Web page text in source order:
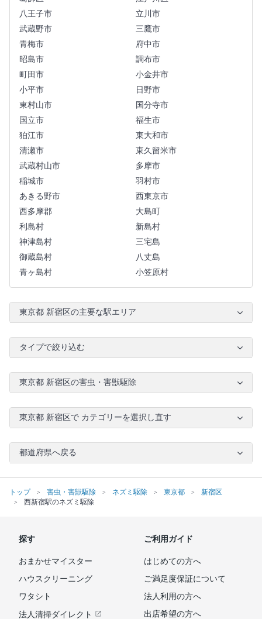
八王子市
立川市
武蔵野市
三鷹市
青梅市
府中市
昭島市
調布市
町田市
小金井市
小平市
日野市
東村山市
国分寺市
国立市
福生市
狛江市
東大和市
清瀬市
東久留米市
武蔵村山市
多摩市
稲城市
羽村市
あきる野市
西東京市
西多摩郡
大島町
利島村
新島村
神津島村
三宅島
御蔵島村
八丈島
青ヶ島村
小笠原村
東京都 新宿区の主要な駅エリア
タイプで絞り込む
東京都 新宿区の害虫・害獣駆除
東京都 新宿区で カテゴリーを選択し直す
都道府県へ戻る
トップ 害虫・害獣駆除 ネズミ駆除 東京都
新宿区
西新宿駅のネズミ駆除
探す
おまかせマイスター
ハウスクリーニング
ワタシト
法人清掃ダイレクト
ご利用ガイド
はじめての方へ
ご満足度保証について
法人利用の方へ
出店希望の方へ